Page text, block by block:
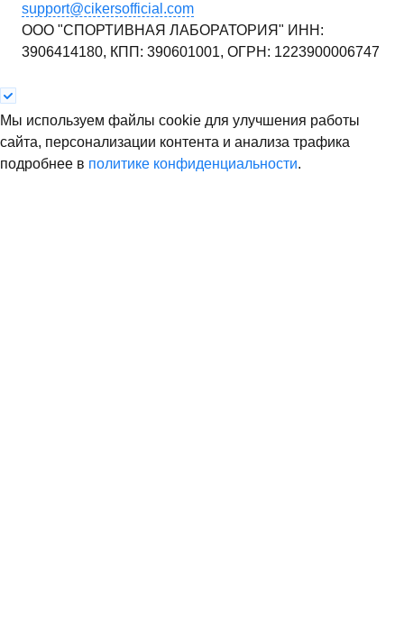
support@cikersofficial.com
ООО "СПОРТИВНАЯ ЛАБОРАТОРИЯ" ИНН:
3906414180, КПП: 390601001, ОГРН: 1223900006747
Мы используем файлы cookie для улучшения работы
сайта, персонализации контента и анализа трафика
подробнее в политике конфиденциальности.